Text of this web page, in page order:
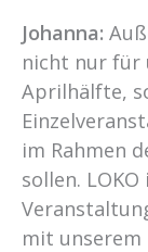
Johanna:
nicht nur für
Aprilhälfte,
im Rahmen
sollen.
mit unserem